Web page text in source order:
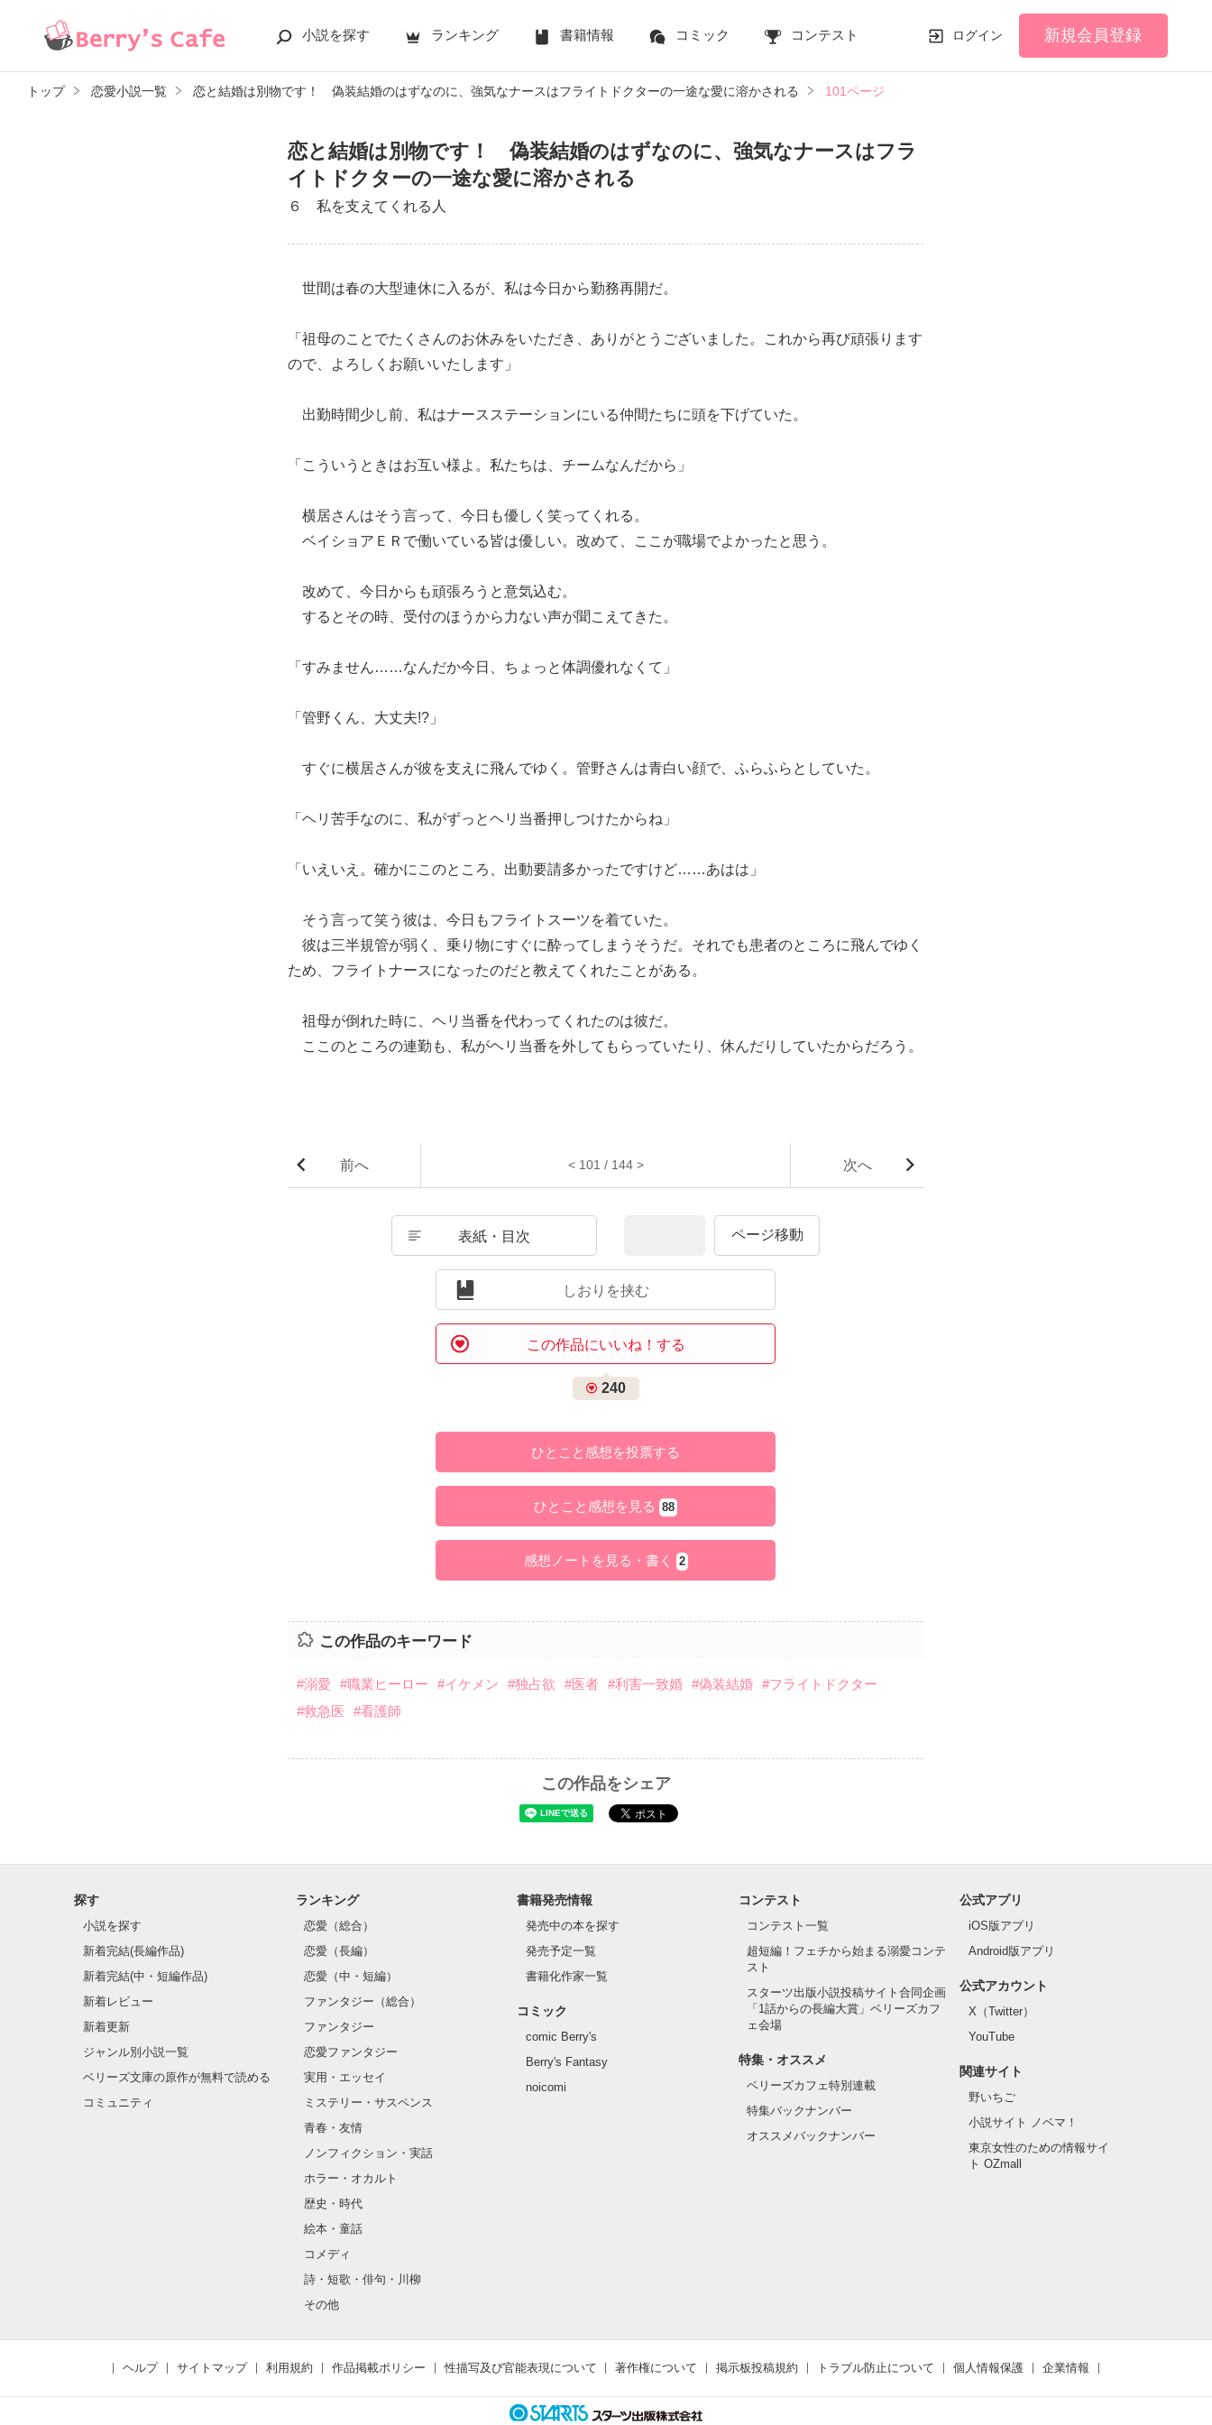
小説を探す ランキング 書籍情報 コミック コンテスト ログイン 新規会員登録
トップ 恋愛小説一覧 恋と結婚は別物です！ 偽装結婚のはずなのに、強気なナースはフライトドクターの一途な愛に溶かされる 101ページ
恋と結婚は別物です！ 偽装結婚のはずなのに、強気なナースはフラ
イトドクターの一途な愛に溶かされる
６ 私を支えてくれる人
世間は春の大型連休に入るが、私は今日から勤務再開だ。
「祖母のことでたくさんのお休みをいただき、ありがとうございました。これから再び頑張ります
ので、よろしくお願いいたします」
出勤時間少し前、私はナースステーションにいる仲間たちに頭を下げていた。
「こういうときはお互い様よ。私たちは、チームなんだから」
横居さんはそう言って、今日も優しく笑ってくれる。
ベイショアＥＲで働いている皆は優しい。改めて、ここが職場でよかったと思う。
改めて、今日からも頑張ろうと意気込む。
するとその時、受付のほうから力ない声が聞こえてきた。
「すみません……なんだか今日、ちょっと体調優れなくて」
「管野くん、大丈夫!?」
すぐに横居さんが彼を支えに飛んでゆく。管野さんは青白い顔で、ふらふらとしていた。
「ヘリ苦手なのに、私がずっとヘリ当番押しつけたからね」
「いえいえ。確かにこのところ、出動要請多かったですけど……あはは」
そう言って笑う彼は、今日もフライトスーツを着ていた。
彼は三半規管が弱く、乗り物にすぐに酔ってしまうそうだ。それでも患者のところに飛んでゆく
ため、フライトナースになったのだと教えてくれたことがある。
祖母が倒れた時に、ヘリ当番を代わってくれたのは彼だ。
ここのところの連勤も、私がヘリ当番を外してもらっていたり、休んだりしていたからだろう。
前へ < 101 / 144 > 次へ
表紙・目次
しおりを挟む
この作品にいいね！する
240
ひとこと感想を投票する
ひとこと感想を見る 88
感想ノートを見る・書く 2
この作品のキーワード
#溺愛 #職業ヒーロー #イケメン #独占欲 #医者 #利害一致婚 #偽装結婚
#フライトドクター
#救急医
#看護師
この作品をシェア
探す
小説を探す
新着完結(長編作品)
新着完結(中・短編作品)
新着レビュー
新着更新
ジャンル別小説一覧
ベリーズ文庫の原作が無料で読める
コミュニティ
ランキング
恋愛（総合）
恋愛（長編）
恋愛（中・短編）
ファンタジー（総合）
ファンタジー
恋愛ファンタジー
実用・エッセイ
ミステリー・サスペンス
青春・友情
ノンフィクション・実話
ホラー・オカルト
歴史・時代
絵本・童話
コメディ
詩・短歌・俳句・川柳
その他
書籍発売情報
発売中の本を探す
発売予定一覧
書籍化作家一覧
コミック
comic Berry's
Berry's Fantasy
noicomi
コンテスト
コンテスト一覧
超短編！フェチから始まる溺愛コンテ
スト
スターツ出版小説投稿サイト合同企画
「1話からの長編大賞」ベリーズカフ
ェ会場
特集・オススメ
ベリーズカフェ特別連載
特集バックナンバー
オススメバックナンバー
公式アプリ
iOS版アプリ
Android版アプリ
公式アカウント
X（Twitter）
YouTube
関連サイト
野いちご
小説サイト ノベマ！
東京女性のための情報サイ
ト OZmall
ヘルプ サイトマップ 利用規約 作品掲載ポリシー 性描写及び官能表現について 著作権について 掲示板投稿規約 トラブル防止について 個人情報保護 企業情報